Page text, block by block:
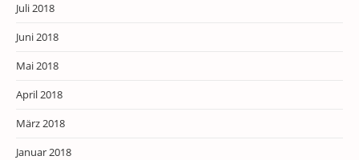
Juli 2018
Juni 2018
Mai 2018
April 2018
März 2018
Januar 2018